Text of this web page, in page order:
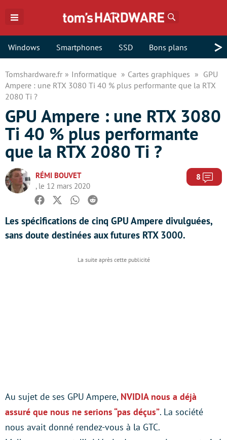
Windows Smartphones SSD Bons plans >
Tomshardware.fr Informatique Cartes graphiques
GPU
Ampere : une RTX 3080 Ti 40 % plus performante que la RTX
2080 Ti ?
GPU Ampere : une RTX 3080
Ti 40 % plus performante
que la RTX 2080 Ti ?
RÉMI BOUVET
, le 12 mars 2020
8
Facebook
TwitterWhatsapp
Reddit
Les spécifications de cinq GPU Ampere divulguées,
sans doute destinées aux futures RTX 3000.
Au sujet de ses GPU Ampere, NVIDIA nous a déjà
assuré que nous ne serions “pas déçus”. La société
nous avait donné rendez-vous à la GTC.